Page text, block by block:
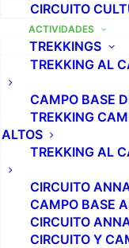
CIRCUITO
ACTIVIDADES
TREKKINGS
TREKKING AL
CAMPO BASE
TREKKING
ALTOS
TREKKING AL
CIRCUITO
CAMPO BASE
CIRCUITO
CIRCUITO Y